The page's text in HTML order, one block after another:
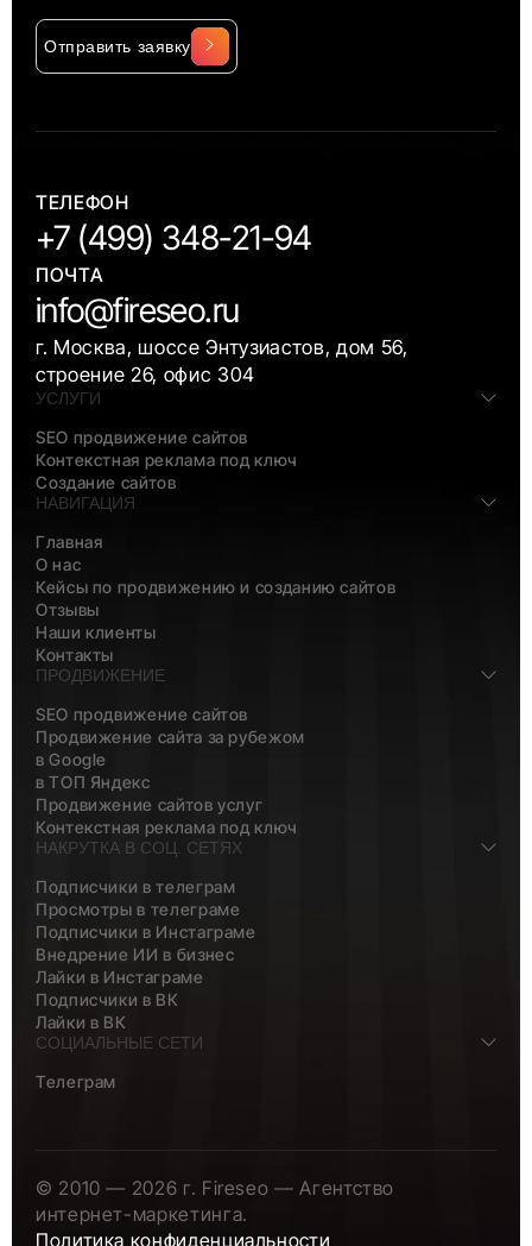
Отправить заявку
ТЕЛЕФОН
+7 (499) 348-21-94
ПОЧТА
info@fireseo.ru
г. Москва, шоссе Энтузиастов, дом 56,
строение 26, офис 304
УСЛУГИ
SEO продвижение сайтов
Контекстная реклама под ключ
Создание сайтов
НАВИГАЦИЯ
Главная
О нас
Кейсы по продвижению и созданию сайтов
Отзывы
Наши клиенты
Контакты
ПРОДВИЖЕНИЕ
SEO продвижение сайтов
Продвижение сайта за рубежом
в Google
в ТОП Яндекс
Продвижение сайтов услуг
Контекстная реклама под ключ
НАКРУТКА В СОЦ. СЕТЯХ
Подписчики в телеграм
Просмотры в телеграме
Подписчики в Инстаграме
Внедрение ИИ в бизнес
Лайки в Инстаграме
Подписчики в ВК
Лайки в ВК
СОЦИАЛЬНЫЕ СЕТИ
Телеграм
© 2010 — 2026 г. Fireseo — Агентство
интернет-маркетинга.
Политика конфиденциальности